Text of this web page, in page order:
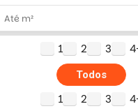
1 2 3
Todos
1 2 3